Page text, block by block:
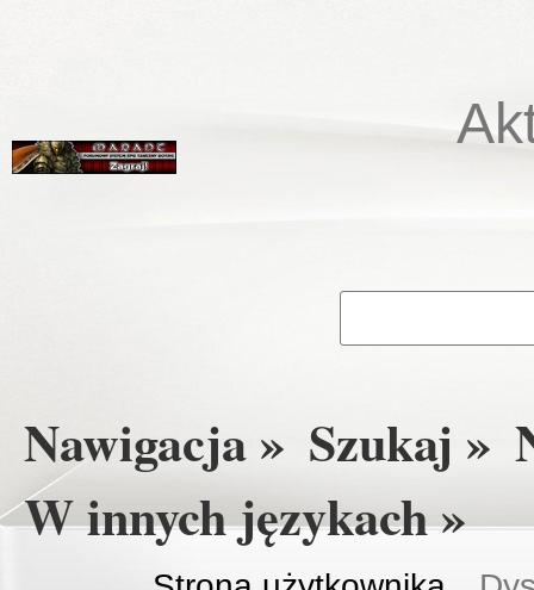
Nawigacja » Szukaj »
W innych językach »